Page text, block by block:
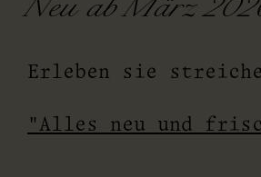
Neu ab März
Erleben sie
"Alles neu und